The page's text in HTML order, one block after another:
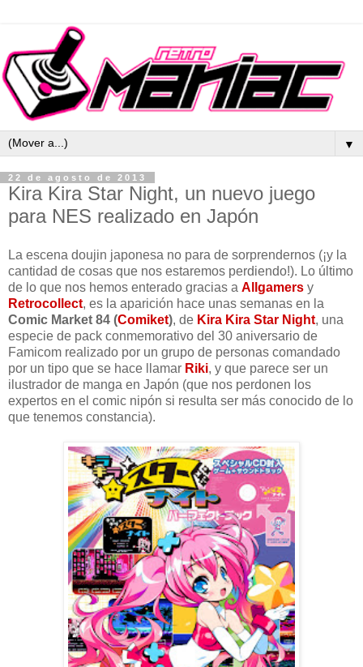
▼
22 de agosto de 2013
Kira Kira Star Night, un nuevo juego
para NES realizado en Japón
La escena doujin japonesa no para de sorprendernos (¡y la
cantidad de cosas que nos estaremos perdiendo!). Lo último
de lo que nos hemos enterado gracias a Allgamers y
Retrocollect, es la aparición hace unas semanas en la
Comic Market 84 (Comiket), de Kira Kira Star Night, una
especie de pack conmemorativo del 30 aniversario de
Famicom realizado por un grupo de personas comandado
por un tipo que se hace llamar Riki, y que parece ser un
ilustrador de manga en Japón (que nos perdonen los
expertos en el comic nipón si resulta ser más conocido de lo
que tenemos constancia).